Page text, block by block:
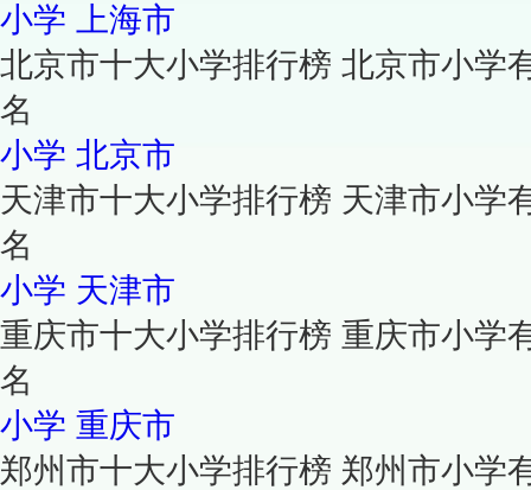
小学
上海市
北京市十大小学排行榜 北京市小学
名
小学 北京市
天津市十大小学排行榜 天津市小学
名
小学 天津市
重庆市十大小学排行榜 重庆市小学
名
小学 重庆市
郑州市十大小学排行榜 郑州市小学